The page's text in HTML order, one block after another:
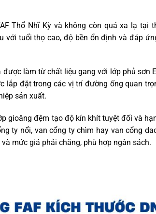
Thổ Nhĩ Kỳ và không còn quá xa lạ tại
với tuổi thọ cao, độ bền ổn định và đáp
làm từ chất liệu gang với lớp phủ sơn
lắp đặt trong các vị trí đường ống quan
sản xuất.
gioăng đệm tạo độ kín khít tuyệt đối và
ty nổi, van cổng ty chìm hay van cổng
mức giá phải chăng, phù hợp ngân sách.